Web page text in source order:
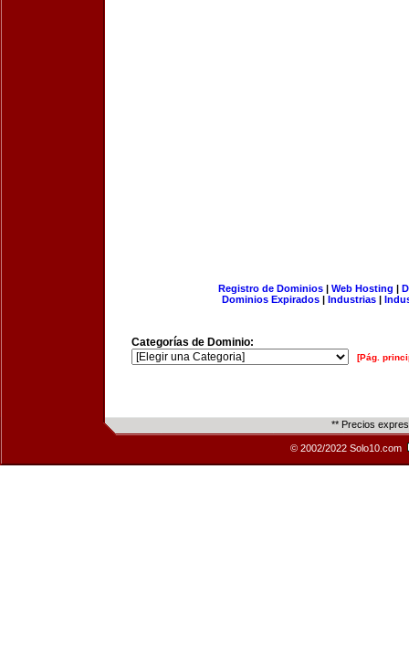
Registro de Dominios| Web Hosting |
Dominios Expirados | Industrias |
Categorías de Dominio:
[Pág.
** Precios
© 2002/2022 Solo10.com